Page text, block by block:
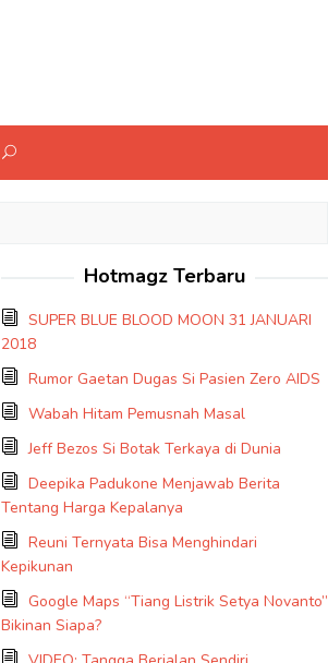
Hotmagz Terbaru
SUPER BLUE BLOOD MOON 31 JANUARI
2018
Rumor Gaetan Dugas Si Pasien Zero AIDS
Wabah Hitam Pemusnah Masal
Jeff Bezos Si Botak Terkaya di Dunia
Deepika Padukone Menjawab Berita
Tentang Harga Kepalanya
Reuni Ternyata Bisa Menghindari
Kepikunan
Google Maps “Tiang Listrik Setya Novanto”
Bikinan Siapa?